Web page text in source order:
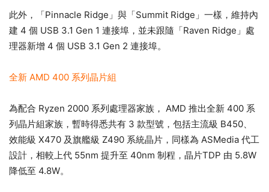
此外，「Pinnacle Ridge」與「Summit Ridge」一樣，維持內
建 4 個 USB 3.1 Gen 1 連接埠，並未跟隨「Raven Ridge」處
理器新增 4 個 USB 3.1 Gen 2 連接埠。
全新 AMD 400 系列晶片組
為配合 Ryzen 2000 系列處理器家族， AMD 推出全新 400 系
列晶片組家族，暫時得悉共有 3 款型號，包括主流級 B450、
效能級 X470 及旗艦級 Z490 系統晶片，同樣為 ASMedia 代工
設計，相較上代 55nm 提升至 40nm 制程，晶片TDP 由 5.8W
降低至 4.8W。